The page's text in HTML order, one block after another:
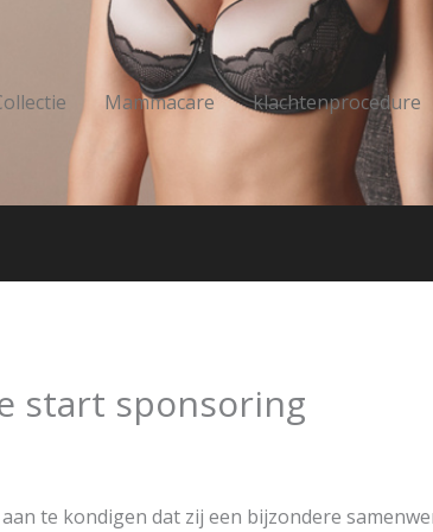
Mammacare klachtenprocedure
start sponsoring
te kondigen dat zij een bijzondere